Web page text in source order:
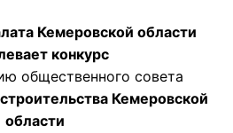
Кемеровской области
конкурс
общественного совета
Кемеровской
области